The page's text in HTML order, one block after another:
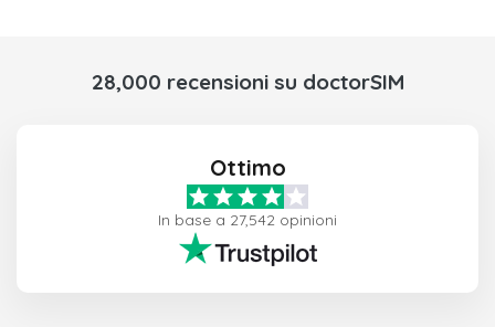
28,000 recensioni su doctorSIM
Ottimo
In base a 27,542 opinioni